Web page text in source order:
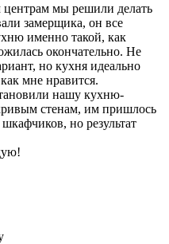
центрам мы решили делать
замерщика, он все
именно такой, как
окончательно. Не
но кухня идеально
мне нравится.
нашу кухню-
стенам, им пришлось
но результат